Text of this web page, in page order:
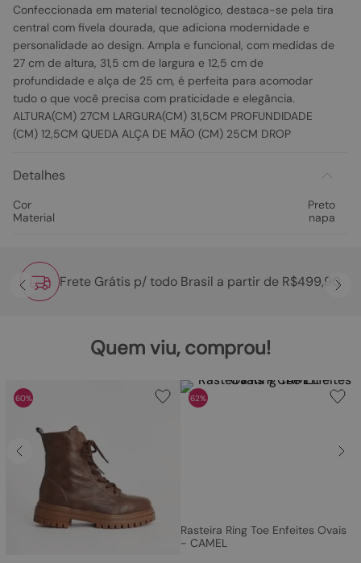
Confeccionada em material tecnológico, destaca-se pela tira
central com fivela dourada, que adiciona modernidade e
personalidade ao design. Ampla e funcional, com medidas de
27 cm de altura, 31,5 cm de largura e 12,5 cm de
profundidade e alça de 25 cm, é perfeita para acomodar
tudo o que você precisa com praticidade e elegância.
ALTURA(CM) 27CM LARGURA(CM) 31,5CM PROFUNDIDADE
(CM) 12,5CM QUEDA ALÇA DE MÃO (CM) 25CM DROP
Detalhes
Cor
Preto
Material
napa
Frete Grátis p/ todo Brasil a partir de R$499,90
Quem viu, comprou!
60% 62%
Rasteira Ring Toe Enfeites Ovais
- CAMEL